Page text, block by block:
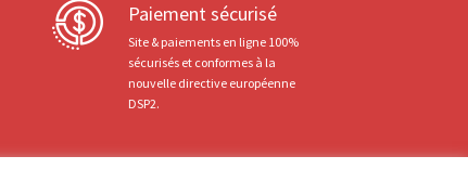
Paiement sécurisé
Site & paiements en ligne 100%
sécurisés et conformes à la
nouvelle directive européenne
DSP2.